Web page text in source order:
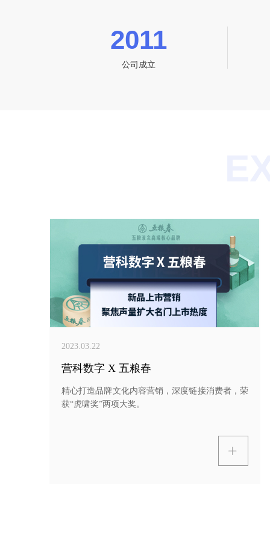
2023.03.22
营科数字 X 五粮春
精心打造品牌文化内容营销，深度链接消费者，荣
获“虎啸奖”两项大奖。
ꄶ
2011
公司成立